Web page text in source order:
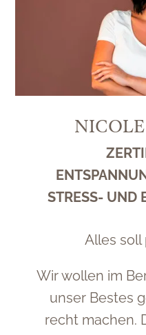
STRESS- UND
Alles soll
Wir wollen im
unser Bestes
recht machen.